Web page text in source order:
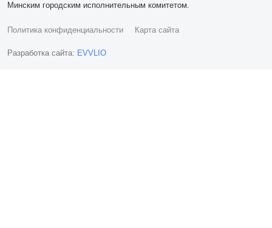
Минским городским исполнительным комитетом.
Политика конфиденциальности Карта сайта
Разработка сайта: EVVLIO